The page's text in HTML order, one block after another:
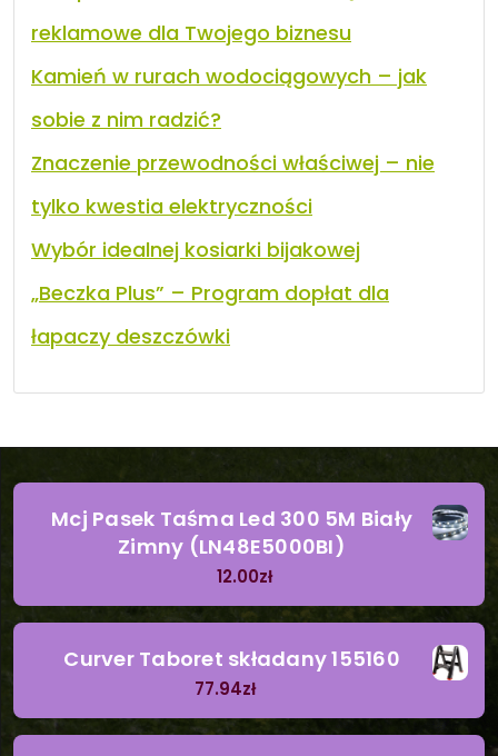
reklamowe dla Twojego biznesu
Kamień w rurach wodociągowych – jak
sobie z nim radzić?
Znaczenie przewodności właściwej – nie
tylko kwestia elektryczności
Wybór idealnej kosiarki bijakowej
„Beczka Plus” – Program dopłat dla
łapaczy deszczówki
Mcj Pasek Taśma Led 300 5M Biały
Zimny (LN48E5000BI)
12.00zł
Curver Taboret składany 155160
77.94zł